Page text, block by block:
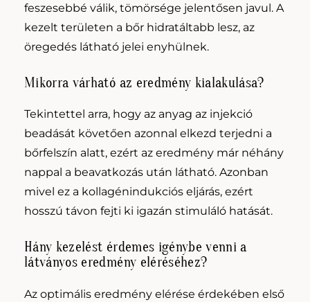
feszesebbé válik, tömörsége jelentősen javul. A
kezelt területen a bőr hidratáltabb lesz, az
öregedés látható jelei enyhülnek.
Mikorra várható az eredmény kialakulása?
Tekintettel arra, hogy az anyag az injekció
beadását követően azonnal elkezd terjedni a
bőrfelszín alatt, ezért az eredmény már néhány
nappal a beavatkozás után látható. Azonban
mivel ez a kollagénindukciós eljárás, ezért
hosszú távon fejti ki igazán stimuláló hatását.
Hány kezelést érdemes igénybe venni a
látványos eredmény eléréséhez?
Az optimális eredmény elérése érdekében első